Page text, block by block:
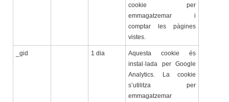
cookie per
emmagatzemar i
comptar les pàgines
vistes.
_gid 1 dia
Aquesta cookie és
instal·lada per Google
Analytics. La cookie
s’utilitza per
emmagatzemar